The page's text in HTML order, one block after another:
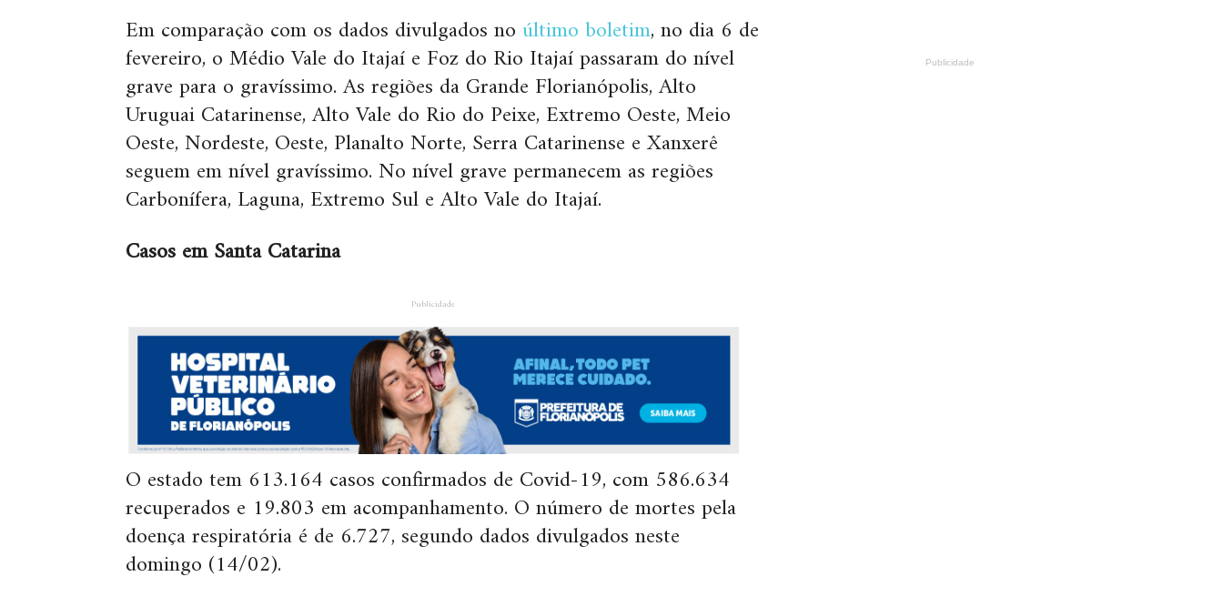
Em comparação com os dados divulgados noúltimo boletim, no dia 6 de
fevereiro, o Médio Vale do Itajaí e Foz do Rio Itajaí passaram do nível
grave para o gravíssimo. As regiões da Grande Florianópolis, Alto
Uruguai Catarinense, Alto Vale do Rio do Peixe, Extremo Oeste, Meio
Oeste, Nordeste, Oeste, Planalto Norte, Serra Catarinense e Xanxerê
seguem em nível gravíssimo. No nível grave permanecem as regiões
Carbonífera, Laguna, Extremo Sul e Alto Vale do Itajaí.
Casos em Santa Catarina
Publicidade
O estado tem 613.164 casos confirmados de Covid-19, com 586.634
recuperados e 19.803 em acompanhamento. O número de mortes pela
doença respiratória é de 6.727, segundo dados divulgados neste
domingo (14/02).
Publicidade